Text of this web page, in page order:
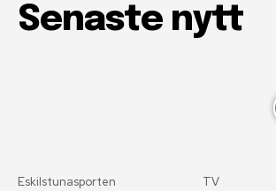
Senaste nytt
Eskilstunasporten TV